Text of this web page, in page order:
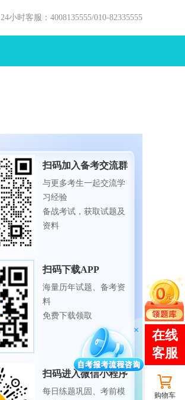
24小时客服：4008135555/010-82335555
扫码加入备考交流群
与更多考生一起交流学
习经验
备战考试，获取试题及
资料
扫码下载APP
海量历年试题、备考资
料
免费下载领取
扫码进入微信小程序
每日练题巩固、考前模
购物车